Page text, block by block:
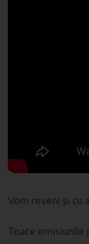
Vom reveni și cu
Toate emisiunile